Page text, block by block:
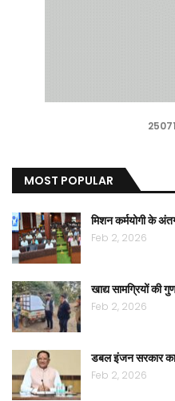
MOST POPULAR
मिशन कर्मयोगी के
Feb 2, 2026
खाद्य सामग्रियों की
Feb 2, 2026
डबल इंजन सरकार
Feb 2, 2026